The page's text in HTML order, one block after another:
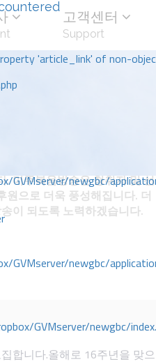
'article_link' of non-
GVMserver/newgbc/
GVMserver/newgbc/
GVMserver/newgbc/
고객센터
Support
. 미주복음방송은 청취자 및 선
원으로 더욱 풍성해집니다. 더
이 되도록 노력하겠습니다.
합니다.올해로 16주년을 맞으